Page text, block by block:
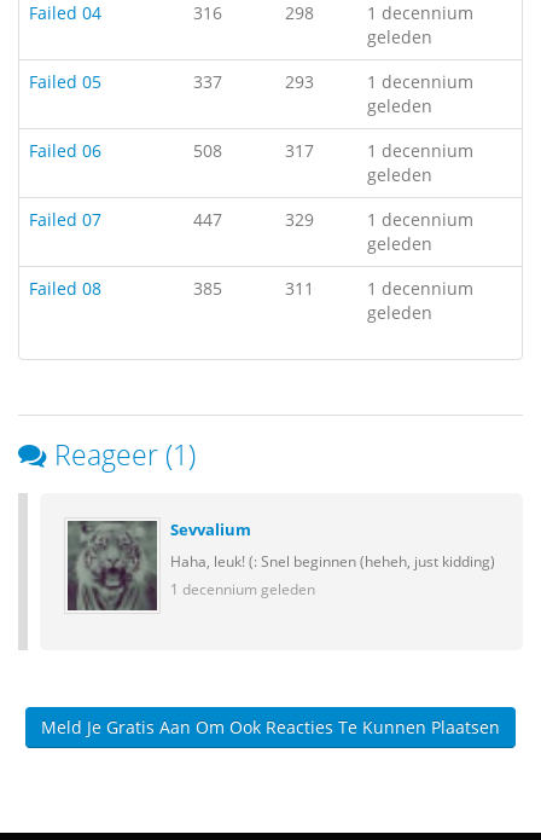
Failed 04
316 298
1 decennium
geleden
Failed 05
337 293
1 decennium
geleden
Failed 06
508 317
1 decennium
geleden
Failed 07
447 329
1 decennium
geleden
Failed 08
385 311
1 decennium
geleden
Reageer (1)
Sevvalium
Haha, leuk! (: Snel beginnen (heheh, just kidding)
1 decennium geleden
Meld Je Gratis Aan Om Ook Reacties Te Kunnen Plaatsen